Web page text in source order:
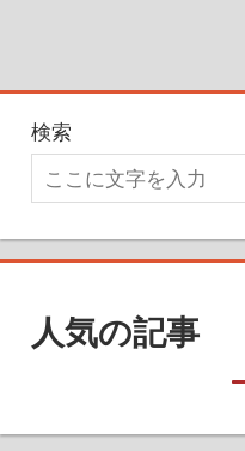
検索
人気の記事